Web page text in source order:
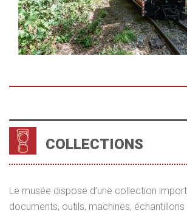
COLLECTIONS
Le musée dispose d’une collection
documents, outils, machines,